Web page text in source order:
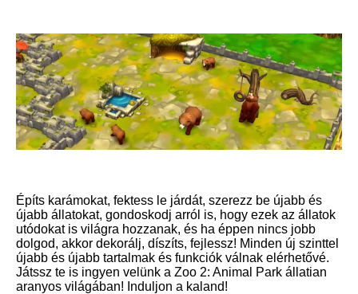
Építs karámokat, fektess le járdát, szerezz be újabb és
újabb állatokat, gondoskodj arról is, hogy ezek az állatok
utódokat is világra hozzanak, és ha éppen nincs jobb
dolgod, akkor dekorálj, díszíts, fejlessz! Minden új szinttel
újabb és újabb tartalmak és funkciók válnak elérhetővé.
Játssz te is ingyen velünk a Zoo 2: Animal Park állatian
aranyos világában! Induljon a kaland!